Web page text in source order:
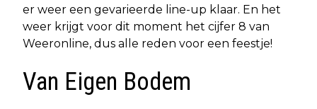
er weer een gevarieerde line-up klaar. En het
weer krijgt voor dit moment het cijfer 8 van
Weeronline, dus alle reden voor een feestje!
Van Eigen Bodem